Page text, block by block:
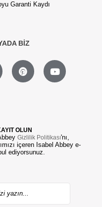
Garanti Kaydı
BİZ
OLUN
Gizlilik Politikası'nı,
içeren Isabel Abbey e-
ediyorsunuz.